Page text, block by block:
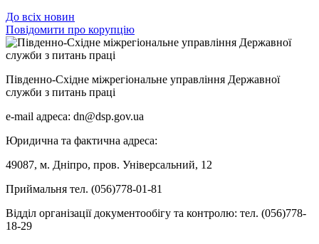
До всіх новин
Повідомити про корупцію
Південно-Східне міжрегіональне управління Державної
служби з питань праці
e-mail адреса: dn@dsp.gov.ua
Юридична та фактична адреса:
49087, м. Дніпро, пров. Універсальний, 12
Приймальня тел. (056)778-01-81
Відділ організації документообігу та контролю: тел. (056)778-
18-29